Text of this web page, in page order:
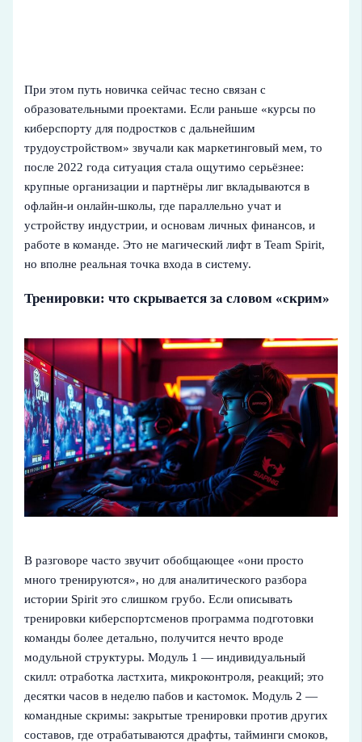
При этом путь новичка сейчас тесно связан с
образовательными проектами. Если раньше «курсы по
киберспорту для подростков с дальнейшим
трудоустройством» звучали как маркетинговый мем, то
после 2022 года ситуация стала ощутимо серьёзнее:
крупные организации и партнёры лиг вкладываются в
офлайн‑и онлайн‑школы, где параллельно учат и
устройству индустрии, и основам личных финансов, и
работе в команде. Это не магический лифт в Team Spirit,
но вполне реальная точка входа в систему.
Тренировки: что скрывается за словом «скрим»
В разговоре часто звучит обобщающее «они просто
много тренируются», но для аналитического разбора
истории Spirit это слишком грубо. Если описывать
тренировки киберспортсменов программа подготовки
команды более детально, получится нечто вроде
модульной структуры. Модуль 1 — индивидуальный
скилл: отработка ластхита, микроконтроля, реакций; это
десятки часов в неделю пабов и кастомок. Модуль 2 —
командные скримы: закрытые тренировки против других
составов, где отрабатываются драфты, тайминги смоков,